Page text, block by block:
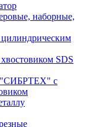
наборные,
цилиндрическим
SDS
"СИБРТЕХ" с